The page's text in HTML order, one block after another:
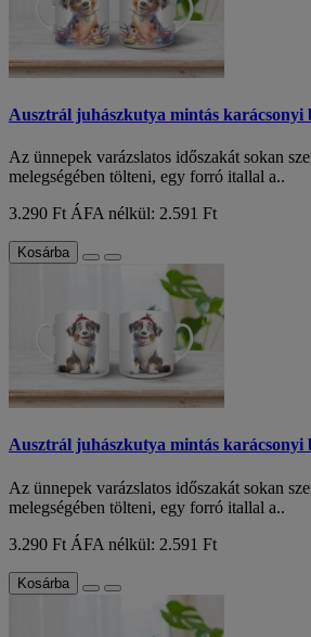
Ausztrál juhászkutya mintás karácsonyi
Az ünnepek varázslatos időszakát sokan
melegségében tölteni, egy forró itallal a..
3.290 Ft ÁFA nélkül: 2.591 Ft
Kosárba
Ausztrál juhászkutya mintás karácsonyi
Az ünnepek varázslatos időszakát sokan
melegségében tölteni, egy forró itallal a..
3.290 Ft ÁFA nélkül: 2.591 Ft
Kosárba